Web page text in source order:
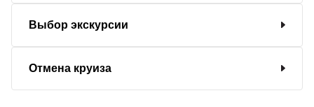
Выбор экскурсии
Отмена круиза